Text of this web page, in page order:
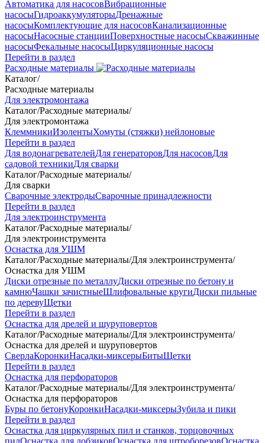
Автоматика для насосовВибрационные
насосыГидроаккумуляторыДренажные
насосыКомплектующие для насосовКанализационные
насосыНасосные станцииПоверхностные насосыСкважинные
насосыФекальные насосыЦиркуляционные насосы
Перейти в раздел
Расходные материалы
Каталог/
Расходные материалы
Для электромонтажа
Каталог/Расходные материалы/
Для электромонтажа
КлеммникиИзолентыХомуты (стяжки) нейлоновые
Перейти в раздел
Для водонагревателейДля генераторовДля насосовДля
садовой техникиДля сварки
Каталог/Расходные материалы/
Для сварки
Сварочные электродыСварочные принадлежности
Перейти в раздел
Для электроинструмента
Каталог/Расходные материалы/
Для электроинструмента
Оснастка для УШМ
Каталог/Расходные материалы/Для электроинструмента/
Оснастка для УШМ
Диски отрезные по металлуДиски отрезные по бетону и
камнюЧашки зачистныеШлифовальные кругиДиски пильные
по деревуЩетки
Перейти в раздел
Оснастка для дрелей и шуруповертов
Каталог/Расходные материалы/Для электроинструмента/
Оснастка для дрелей и шуруповертов
СверлаКоронкиНасадки-миксерыБитыЩетки
Перейти в раздел
Оснастка для перфораторов
Каталог/Расходные материалы/Для электроинструмента/
Оснастка для перфораторов
Буры по бетонуКоронкиНасадки-миксерыЗубила и пики
Перейти в раздел
Оснастка для циркулярных пил и станков, торцовочных
пилОснастка для лобзиковОснастка для штроборезовОснастка